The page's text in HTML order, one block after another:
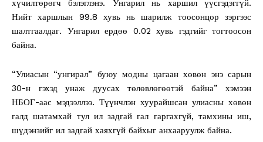
хүчилтөрөгч бэлэглэнэ. Унгарил нь харшил үүсгэдэггүй.
Нийт харшлын 99.8 хувь нь шарилж тоосонцор зэргээс
шалтгаалдаг. Унгарил ердөө 0.02 хувь гэдгийг тогтоосон
байна.
“Улиасын “унгирал” буюу модны цагаан хөвөн энэ сарын
30-н гэхэд унаж дуусах төлөвлөгөөтэй байна” хэмээн
НБОГ-аас мэдээллээ. Түүнчлэн хуурайшсан улиасны хөвөн
галд шатамхай тул ил задгай гал гаргахгүй, тамхины иш,
шүдэнзийг ил задгай хаяхгүй байхыг анхааруулж байна.